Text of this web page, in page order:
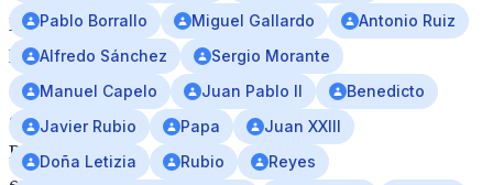
Familia
Real
acompañarán
al
Papa
Pablo Borrallo
Miguel Gallardo
Antonio Ruiz
Alfredo Sánchez
Sergio Morante
Manuel Capelo
Juan Pablo II
Benedicto
Javier Rubio
Papa
Juan XXIII
Doña Letizia
Rubio
Reyes